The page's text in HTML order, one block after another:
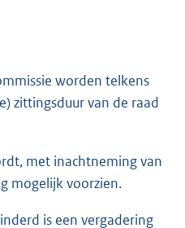
worden telkens
zittingsduur van de raad
met inachtneming van
mogelijk voorzien.
is een vergadering